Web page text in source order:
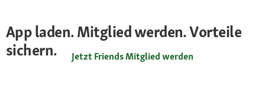
App laden. Mitglied werden. Vorteile
sichern.
Jetzt Friends Mitglied werden